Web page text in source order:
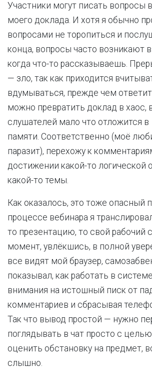
Участники могут писать вопросы
моего доклада. И хотя я обычно
вопросами не торопиться и
конца, вопросы часто возникают
когда что-то рассказываешь.
— зло, так как приходится
вдумываться, прежде чем
можно превратить доклад в хаос,
слушателей мало что отложится в
памяти. Соответственно (моё
паразит), перехожу к
достижении какой-то логической
какой-то темы.
Как оказалось, это тоже опасный
процессе вебинара я
то презентацию, то свой рабочий
момент, увлёкшись, в полной
все видят мой браузер,
показывал, как работать в
внимания на истошный писк от
комментариев и сбрасывая
Так что вывод простой — нужно
поглядывать в чат просто с
оценить обстановку на предмет,
слышно.